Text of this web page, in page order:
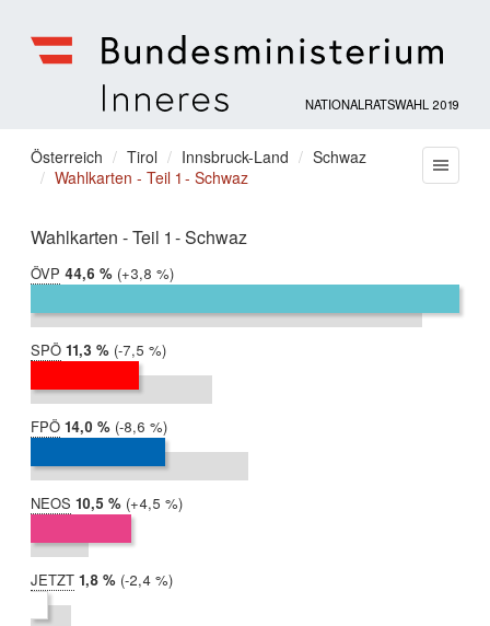
für
Inneres
NATIONALRATSWAHL 2019
Sie
befinden
hier:
Österreich Tirol Innsbruck-Land
Schwaz
Wahlkarten - Teil 1 - Schwaz
Wahlkarten - Teil 1 - Schwaz
ÖVP 2019:
44,6 %
2017:
40,8 %
Differenz:
+3,8 %
SPÖ 2019:
11,3 %
2017:
18,8 %
Differenz:
-7,5 %
FPÖ 2019:
14,0 %
2017:
22,6 %
Differenz:
-8,6 %
NEOS 2019:
10,5 %
2017:
6,0 %
Differenz:
+4,5 %
JETZT 2019:
1,8 %
2017:
4,2 %
Differenz:
-2,4 %